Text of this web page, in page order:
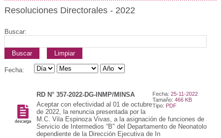
Resoluciones Directorales - 2022
Buscar:
Buscar Limpiar
Fecha:
Fecha:25-11-2022
Tamaño:466 KB
Tipo: PDF
RD N° 357-2022-DG-INMP/MINSA
Aceptar con efectividad al 01 de octubre
de 2022, la renuncia presentada por la
M.C. Vila Espinoza Vivas, a la asignación de funciones de
Servicio de Intermedios “B" del Departamento de Neonatología
dependiente de la Dirección Ejecutiva de In